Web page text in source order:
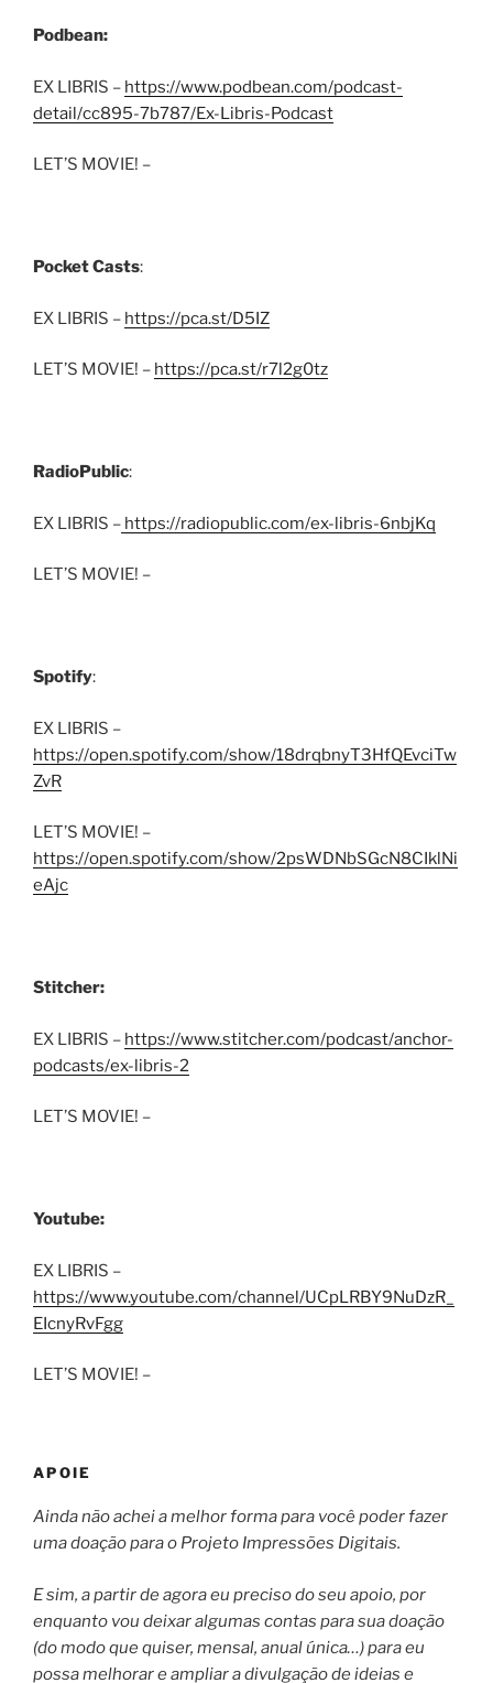
Podbean:
EX LIBRIS – https://www.podbean.com/podcast-
detail/cc895-7b787/Ex-Libris-Podcast
LET’S MOVIE! –
Pocket Casts:
EX LIBRIS – https://pca.st/D5IZ
LET’S MOVIE! – https://pca.st/r7l2g0tz
RadioPublic:
EX LIBRIS – https://radiopublic.com/ex-libris-6nbjKq
LET’S MOVIE! –
Spotify:
EX LIBRIS –
https://open.spotify.com/show/18drqbnyT3HfQEvciTw
ZvR
LET’S MOVIE! –
https://open.spotify.com/show/2psWDNbSGcN8CIklNi
eAjc
Stitcher:
EX LIBRIS – https://www.stitcher.com/podcast/anchor-
podcasts/ex-libris-2
LET’S MOVIE! –
Youtube:
EX LIBRIS –
https://www.youtube.com/channel/UCpLRBY9NuDzR_
EIcnyRvFgg
LET’S MOVIE! –
APOIE
Ainda não achei a melhor forma para você poder fazer
uma doação para o Projeto Impressões Digitais.
E sim, a partir de agora eu preciso do seu apoio, por
enquanto vou deixar algumas contas para sua doação
(do modo que quiser, mensal, anual única…) para eu
possa melhorar e ampliar a divulgação de ideias e